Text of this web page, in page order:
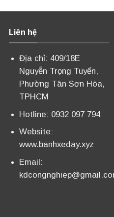
Liên hệ
Địa chỉ: 409/18E
Nguyễn Trọng Tuyển,
Phường Tân Sơn Hòa,
TPHCM
Hotline: 0932 097 794
Website:
www.banhxeday.xyz
Email: